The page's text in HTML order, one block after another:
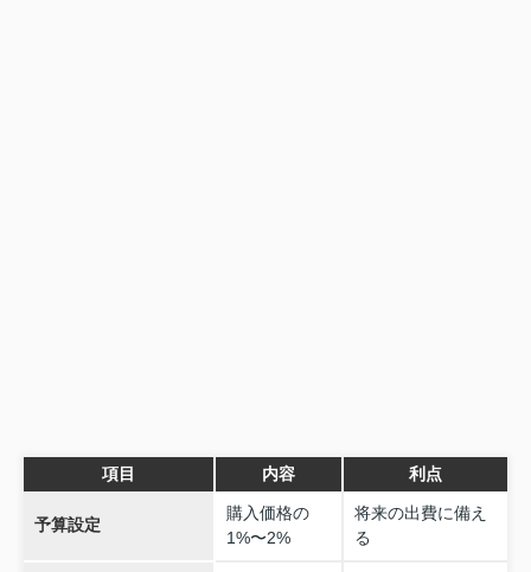
項目 内容 利点
予算設定
購入価格の
1%〜2%
将来の出費に備え
る